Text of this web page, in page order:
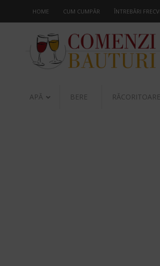
HOME CUM CUMPĂR ÎNTREBĂRI
APĂ BERE RĂCORITOARE